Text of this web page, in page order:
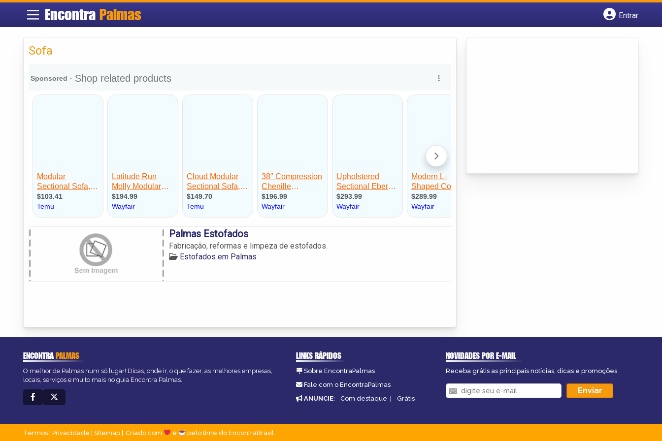
Encontra Palmas
Entrar
Sofa
Palmas Estofados
Fabricação, reformas e limpeza de estofados.
Estofados em Palmas
ENCONTRAPALMAS
O melhor de Palmas num só lugar! Dicas, onde ir, o que fazer, as melhores empresas,
locais, serviços e muito mais no guia Encontra Palmas.
LINKS RÁPIDOS
Sobre EncontraPalmas
Fale com o EncontraPalmas
ANUNCIE: Com destaque | Grátis
NOVIDADES POR E-MAIL
Receba grátis as principais notícias, dicas e promoções
Termos Privacidade Sitemap Criado com e pelo time do EncontraBrasil